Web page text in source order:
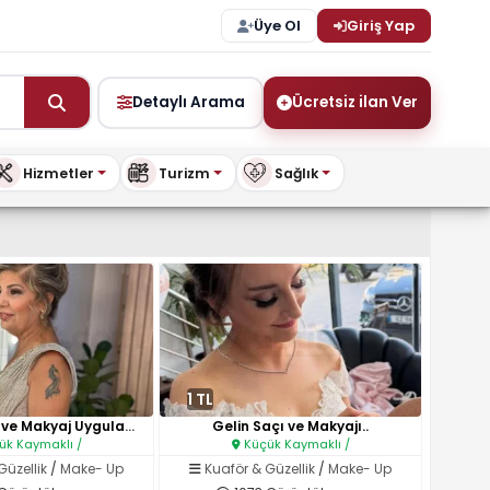
Üye Ol Giriş Yap
Detaylı Arama Ücretsiz ilan Ver
Hizmetler Turizm Sağlık
ve Daha Fazlası –
Özel Gün Saç ve Makyaj Uygulam..
Kaymaklı /
/Make- Up
1 TL
Gelin Saçı ve Makyajı..
Küçük Kaymaklı /
Kuaför & Güzellik /Make- Up